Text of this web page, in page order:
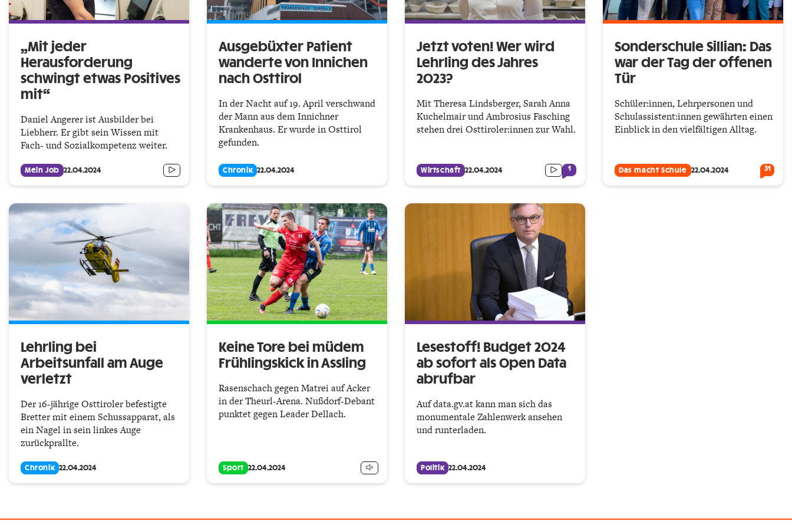
„Mit jeder
Herausforderung
schwingt etwas Positives
mit“
Daniel Angerer ist Ausbilder bei
Liebherr. Er gibt sein Wissen mit
Fach- und Sozialkompetenz weiter.
Mein Job 22.04.2024
Ausgebüxter Patient
wanderte von Innichen
nach Osttirol
In der Nacht auf 19. April verschwand
der Mann aus dem Innichner
Krankenhaus. Er wurde in Osttirol
gefunden.
Chronik 22.04.2024
Jetzt voten! Wer wird
Lehrling des Jahres
2023?
Mit Theresa Lindsberger, Sarah Anna
Kuchelmair und Ambrosius Fasching
stehen drei Osttiroler:innen zur Wahl.
Wirtschaft 22.04.2024 1
Sonderschule Sillian: Das
war der Tag der offenen
Tür
Schüler:innen, Lehrpersonen und
Schulassistent:innen gewährten einen
Einblick in den vielfältigen Alltag.
Das macht Schule 22.04.2024 31
Lehrling bei
Arbeitsunfall am Auge
verletzt
Der 16-jährige Osttiroler befestigte
Bretter mit einem Schussapparat, als
ein Nagel in sein linkes Auge
zurückprallte.
Chronik 22.04.2024
Keine Tore bei müdem
Frühlingskick in Assling
Rasenschach gegen Matrei auf Acker
in der Theurl-Arena. Nußdorf-Debant
punktet gegen Leader Dellach.
Sport 22.04.2024
Lesestoff! Budget 2024
ab sofort als Open Data
abrufbar
Auf data.gv.at kann man sich das
monumentale Zahlenwerk ansehen
und runterladen.
Politik 22.04.2024